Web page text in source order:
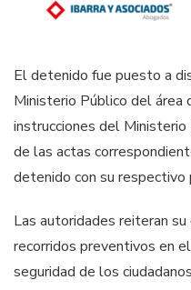
El detenido fue puesto a
Ministerio Público del área
instrucciones del
de las actas
detenido con su
Las autoridades reiteran
recorridos preventivos en
seguridad de los